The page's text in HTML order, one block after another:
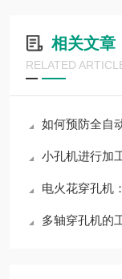
相关文章
RELATED
如何预防全自
小孔机进行加
电火花穿孔机
多轴穿孔机的